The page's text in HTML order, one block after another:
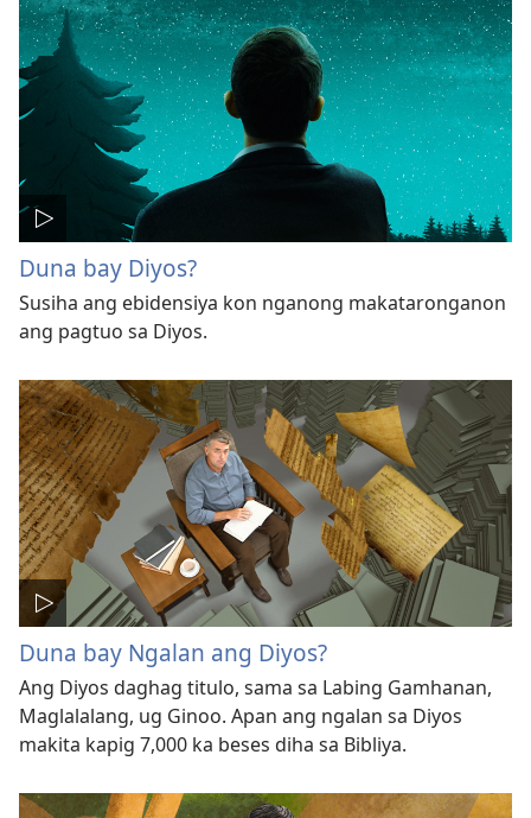
Duna bay Diyos?
Susiha ang ebidensiya kon nganong makataronganon
ang pagtuo sa Diyos.
Duna bay Ngalan ang Diyos?
Ang Diyos daghag titulo, sama sa Labing Gamhanan,
Maglalalang, ug Ginoo. Apan ang ngalan sa Diyos
makita kapig 7,000 ka beses diha sa Bibliya.